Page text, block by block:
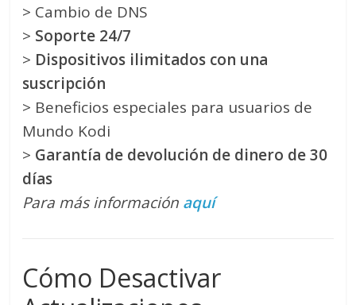
> Cambio de DNS
> Soporte 24/7
> Dispositivos ilimitados con una
suscripción
> Beneficios especiales para usuarios de
Mundo Kodi
> Garantía de devolución de dinero de 30
días
Para más información aquí
Cómo Desactivar